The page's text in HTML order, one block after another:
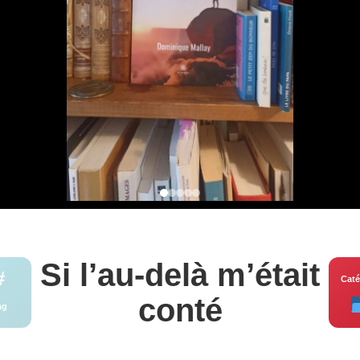
Si l’au-delà m’était
conté